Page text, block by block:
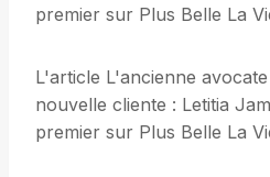
premier sur Plus Belle La
L'article L'ancienne
nouvelle cliente : Letitia
premier sur Plus Belle La